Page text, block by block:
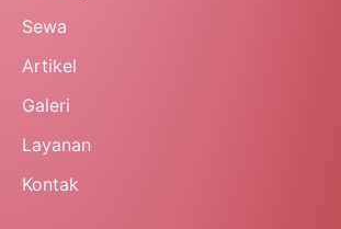
Sewa
Artikel
Galeri
Layanan
Kontak